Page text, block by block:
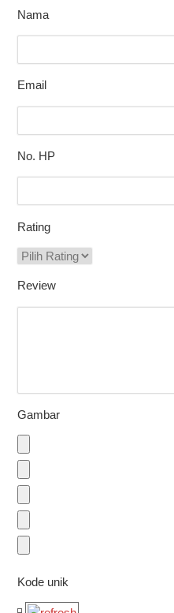
Nama
Email
No. HP
Rating
Review
Gambar
Kode unik